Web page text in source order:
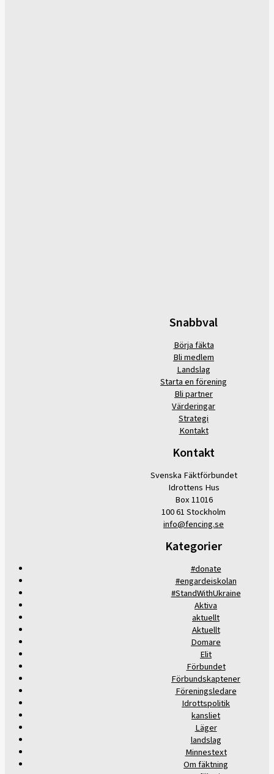
Snabbval
Börja fäkta
Bli medlem
Landslag
Starta en förening
Bli partner
Värderingar
Strategi
Kontakt
Kontakt
Svenska Fäktförbundet
Idrottens Hus
Box 11016
100 61 Stockholm
info@fencing.se
Kategorier
#donate
#engardeiskolan
#StandWithUkraine
Aktiva
aktuellt
Aktuellt
Domare
Elit
Förbundet
Förbundskaptener
Föreningsledare
Idrottspolitik
kansliet
Läger
landslag
Minnestext
Om fäktning